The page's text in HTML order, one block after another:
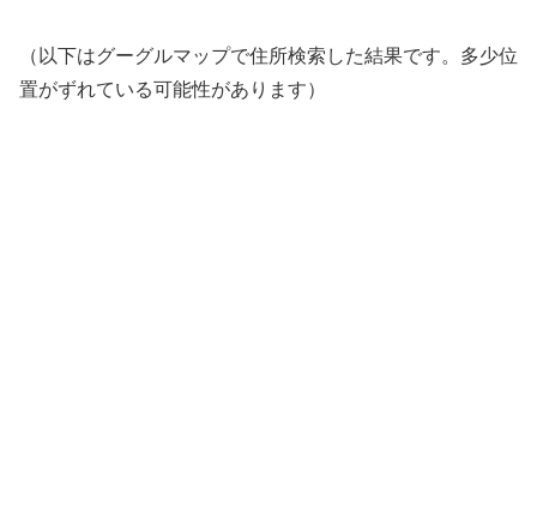
（以下はグーグルマップで住所検索した結果です。多少位
置がずれている可能性があります）